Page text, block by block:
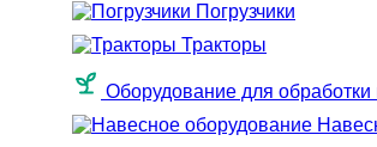
Погрузчики
Тракторы
Оборудование для